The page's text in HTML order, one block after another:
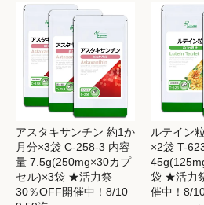
アスタキサンチン 約1か
月分×3袋 C-258-3 内容
量 7.5g(250mg×30カプ
セル)×3袋 ★活力祭
30％OFF開催中！8/10
ルテイン
×2袋 T-
袋 ★活力
催中！8/